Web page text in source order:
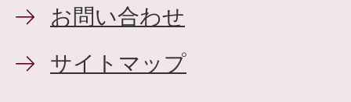
お問い合わせ
サイトマップ